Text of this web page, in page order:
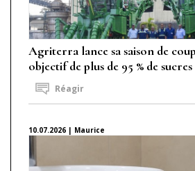
Agriterra lance sa saison de
objectif de plus de 95 % de
Réagir
10.07.2026 | Maurice